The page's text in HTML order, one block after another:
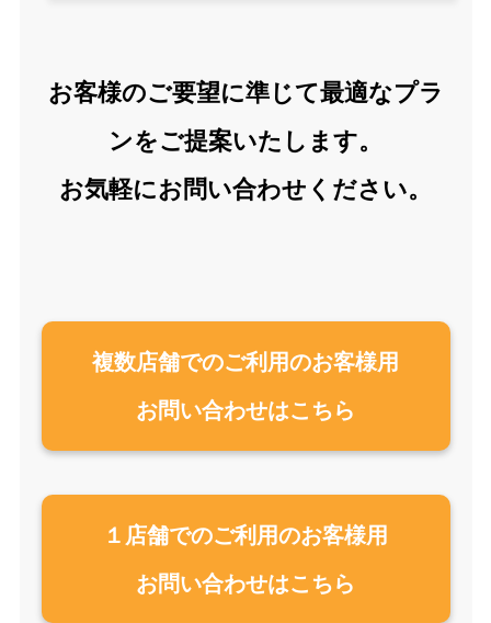
お客様のご要望に準じて最適なプラ
ンをご提案いたします。
お気軽にお問い合わせください。
複数店舗でのご利用のお客様用
お問い合わせはこちら
１店舗でのご利用のお客様用
お問い合わせはこちら